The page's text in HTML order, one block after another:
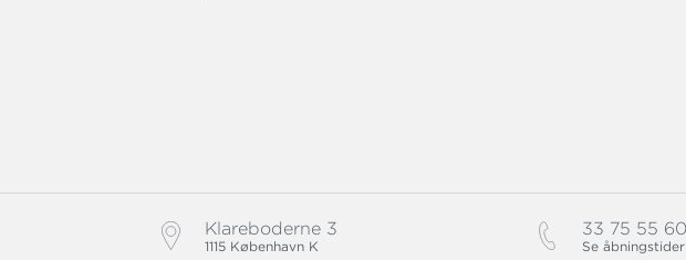
Klareboderne 3
1115 København K
33 75 55 60
Se